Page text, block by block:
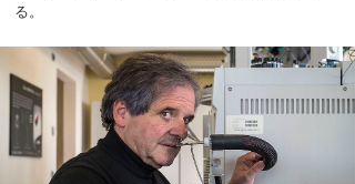
る。